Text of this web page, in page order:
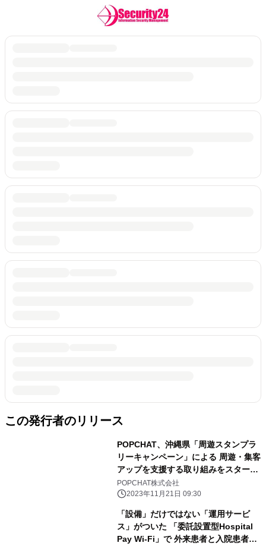
この発行者のリリース
POPCHAT、沖縄県「周遊スタンプラ
リーキャンペーン」による 周遊・集客
アップを支援する取り組みをスター
ト ～「Be.Okinawa Free Wi-Fi」指
定事業者として後押し～
POPCHAT株式会社
2023年11月21日 09:30
「設備」だけではない「運用サービ
ス」がついた 「委託設置型Hospital
Pay Wi-Fi」で 外来患者と入院患者の